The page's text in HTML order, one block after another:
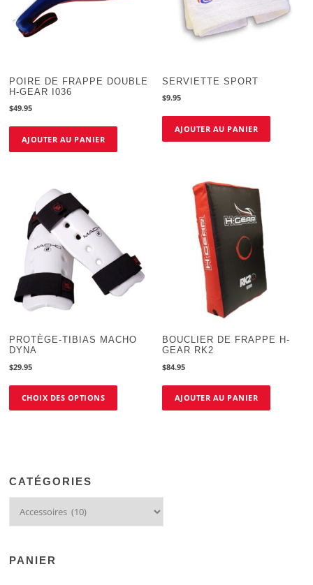
POIRE DE FRAPPE DOUBLE
H-GEAR I036
$49.95
AJOUTER AU PANIER
SERVIETTE SPORT
$9.95
AJOUTER AU PANIER
PROTÈGE-TIBIAS MACHO
DYNA
$29.95
CHOIX DES OPTIONS
Ce
a
BOUCLIER DE FRAPPE H-
GEAR RK2
$84.95
AJOUTER AU PANIER
CATÉGORIES
PANIER